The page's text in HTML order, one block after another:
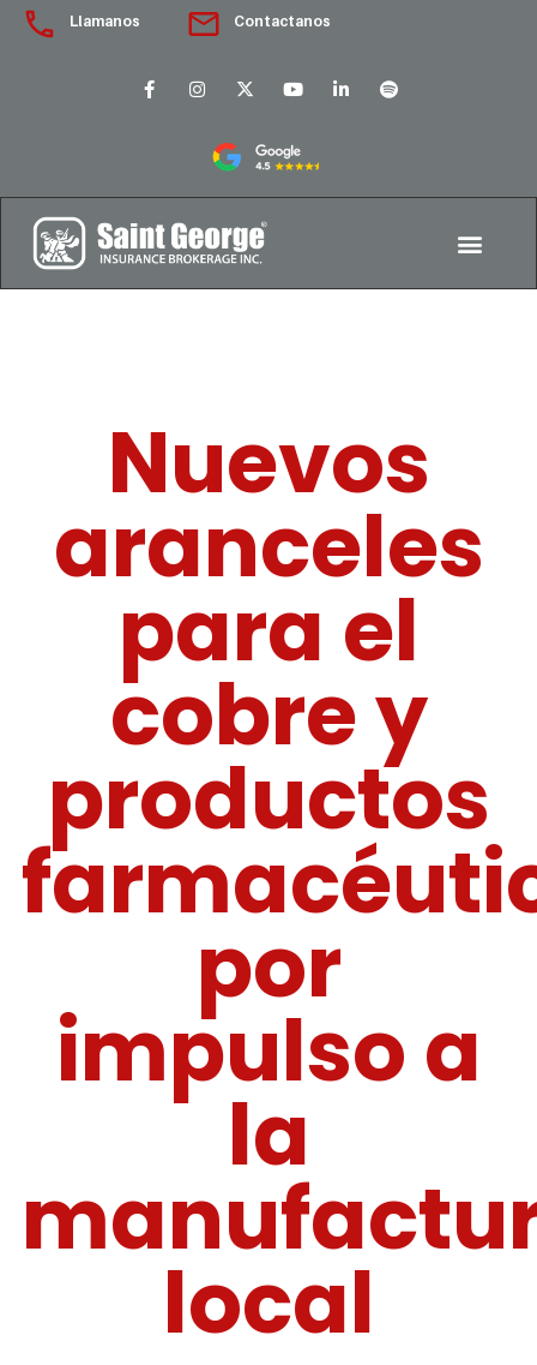
Llamanos Contactanos
Nuevos
aranceles
para el
cobre y
productos
por
impulso a
la
local